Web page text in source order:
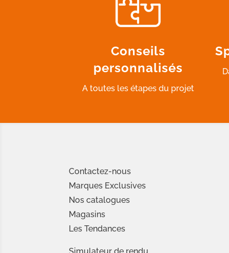
Conseils
personnalisés
A toutes les étapes du projet
Contactez-nous
Marques Exclusives
Nos catalogues
Magasins
Les Tendances